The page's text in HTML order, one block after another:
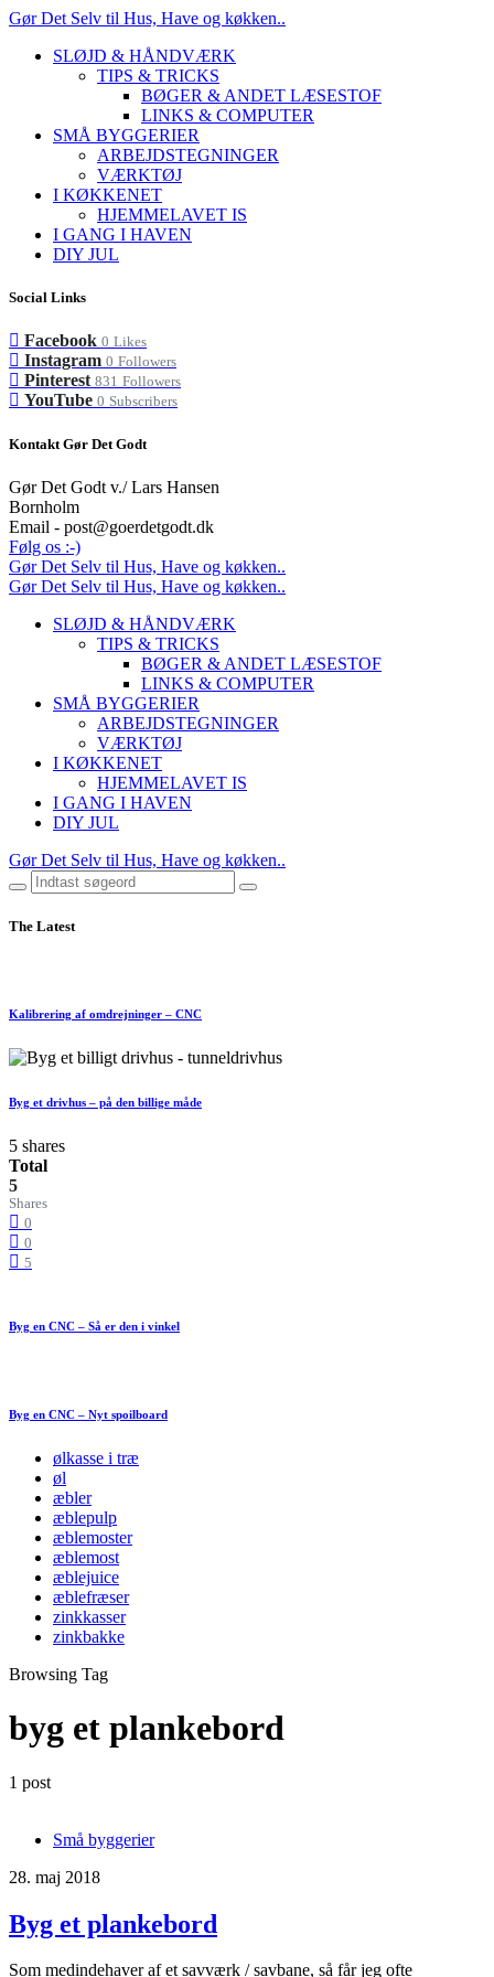
Gør Det Selv til Hus, Have og køkken..
SLØJD & HÅNDVÆRK
TIPS & TRICKS
BØGER & ANDET LÆSESTOF
LINKS & COMPUTER
SMÅ BYGGERIER
ARBEJDSTEGNINGER
VÆRKTØJ
I KØKKENET
HJEMMELAVET IS
I GANG I HAVEN
DIY JUL
Social Links
Facebook 0 Likes
Instagram 0 Followers
Pinterest 831 Followers
YouTube 0 Subscribers
Kontakt Gør Det Godt
Gør Det Godt v./ Lars Hansen
Bornholm
Email - post@goerdetgodt.dk
Følg os :-)
Gør Det Selv til Hus, Have og køkken..
Gør Det Selv til Hus, Have og køkken..
SLØJD & HÅNDVÆRK
TIPS & TRICKS
BØGER & ANDET LÆSESTOF
LINKS & COMPUTER
SMÅ BYGGERIER
ARBEJDSTEGNINGER
VÆRKTØJ
I KØKKENET
HJEMMELAVET IS
I GANG I HAVEN
DIY JUL
Gør Det Selv til Hus, Have og køkken..
The Latest
Kalibrering af omdrejninger – CNC
Byg et drivhus – på den billige måde
5 shares
Total
5
Shares
0
0
5
Byg en CNC – Så er den i vinkel
Byg en CNC – Nyt spoilboard
ølkasse i træ
øl
æbler
æblepulp
æblemoster
æblemost
æblejuice
æblefræser
zinkkasser
zinkbakke
Browsing Tag
byg et plankebord
1 post
Små byggerier
28. maj 2018
Byg et plankebord
Som medindehaver af et savværk / savbane, så får jeg ofte